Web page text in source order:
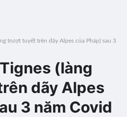
trượt tuyết trên dãy Alpes của Pháp) sau 3
(làng
dãy Alpes
3 năm Covid